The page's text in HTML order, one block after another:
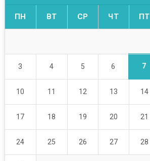
ПН ВТ СР ЧТ ПТ
3 4 5 6 7
10 11 12 13 14
17 18 19 20 21
24 25 26 27 28